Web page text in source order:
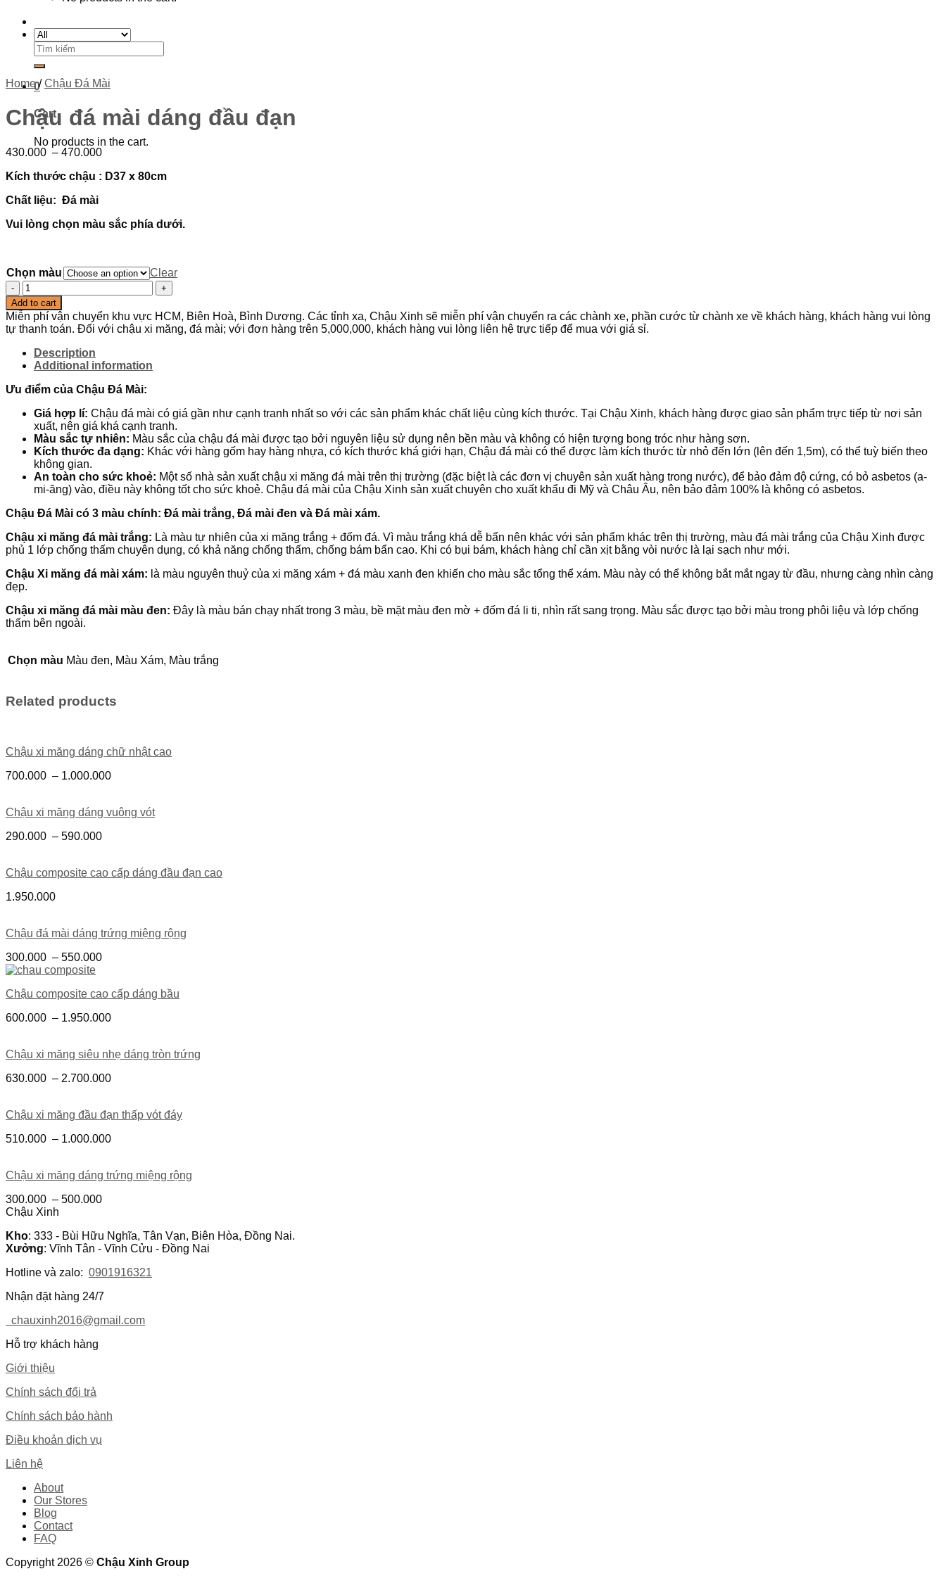
Search
for:
0
Cart
No products in the cart.
Home / Chậu Đá Mài
Chậu đá mài dáng đầu đạn
430.000 – 470.000
Kích thước chậu : D37 x 80cm
Chất liệu: Đá mài
Vui lòng chọn màu sắc phía dưới.
Chọn màu
Clear
Chậu
đá
mài
dáng
đầu
đạn
quantity
Add to cart
Miễn phí vận chuyển khu vực HCM, Biên Hoà, Bình Dương. Các tỉnh xa, Chậu Xinh sẽ miễn phí vận chuyển ra các chành xe, phần cước từ chành xe về khách hàng, khách hàng vui lòng
tự thanh toán. Đối với chậu xi măng, đá mài; với đơn hàng trên 5,000,000, khách hàng vui lòng liên hệ trực tiếp để mua với giá sỉ.
Description
Additional information
Ưu điểm của Chậu Đá Mài:
Giá hợp lí: Chậu đá mài có giá gần như cạnh tranh nhất so với các sản phẩm khác chất liệu cùng kích thước. Tại Chậu Xinh, khách hàng được giao sản phẩm trực tiếp từ nơi sản
xuất, nên giá khá cạnh tranh.
Màu sắc tự nhiên: Màu sắc của chậu đá mài được tạo bởi nguyên liệu sử dụng nên bền màu và không có hiện tượng bong tróc như hàng sơn.
Kích thước đa dạng: Khác với hàng gốm hay hàng nhựa, có kích thước khá giới hạn, Chậu đá mài có thể được làm kích thước từ nhỏ đến lớn (lên đến 1,5m), có thể tuỳ biến theo
không gian.
An toàn cho sức khoẻ: Một số nhà sản xuất chậu xi măng đá mài trên thị trường (đặc biệt là các đơn vị chuyên sản xuất hàng trong nước), để bảo đảm độ cứng, có bỏ asbetos (a-
mi-ăng) vào, điều này không tốt cho sức khoẻ. Chậu đá mài của Chậu Xinh sản xuất chuyên cho xuất khẩu đi Mỹ và Châu Âu, nên bảo đảm 100% là không có asbetos.
Chậu Đá Mài có 3 màu chính: Đá mài trắng, Đá mài đen và Đá mài xám.
Chậu xi măng đá mài trắng: Là màu tự nhiên của xi măng trắng + đốm đá. Vì màu trắng khá dễ bẩn nên khác với sản phẩm khác trên thị trường, màu đá mài trắng của Chậu Xinh được
phủ 1 lớp chống thấm chuyên dụng, có khả năng chống thấm, chống bám bẩn cao. Khi có bụi bám, khách hàng chỉ cần xịt bằng vòi nước là lại sạch như mới.
Chậu Xi măng đá mài xám: là màu nguyên thuỷ của xi măng xám + đá màu xanh đen khiến cho màu sắc tổng thể xám. Màu này có thể không bắt mắt ngay từ đầu, nhưng càng nhìn càng
đẹp.
Chậu xi măng đá mài màu đen: Đây là màu bán chạy nhất trong 3 màu, bề mặt màu đen mờ + đốm đá li ti, nhìn rất sang trọng. Màu sắc được tạo bởi màu trong phôi liệu và lớp chống
thấm bên ngoài.
Chọn màu Màu đen, Màu Xám, Màu trắng
Related products
Chậu xi măng dáng chữ nhật cao
700.000 – 1.000.000
Chậu xi măng dáng vuông vót
290.000 – 590.000
Chậu composite cao cấp dáng đầu đạn cao
1.950.000
Chậu đá mài dáng trứng miệng rộng
300.000 – 550.000
Chậu composite cao cấp dáng bầu
600.000 – 1.950.000
Chậu xi măng siêu nhẹ dáng tròn trứng
630.000 – 2.700.000
Chậu xi măng đầu đạn thấp vót đáy
510.000 – 1.000.000
Chậu xi măng dáng trứng miệng rộng
300.000 – 500.000
Chậu Xinh
Kho: 333 - Bùi Hữu Nghĩa, Tân Vạn, Biên Hòa, Đồng Nai.
Xưởng: Vĩnh Tân - Vĩnh Cửu - Đồng Nai
Hotline và zalo: 0901916321
Nhận đặt hàng 24/7
chauxinh2016@gmail.com
Hỗ trợ khách hàng
Giới thiệu
Chính sách đổi trả
Chính sách bảo hành
Điều khoản dịch vụ
Liên hệ
About
Our Stores
Blog
Contact
FAQ
Copyright 2026 © Chậu Xinh Group